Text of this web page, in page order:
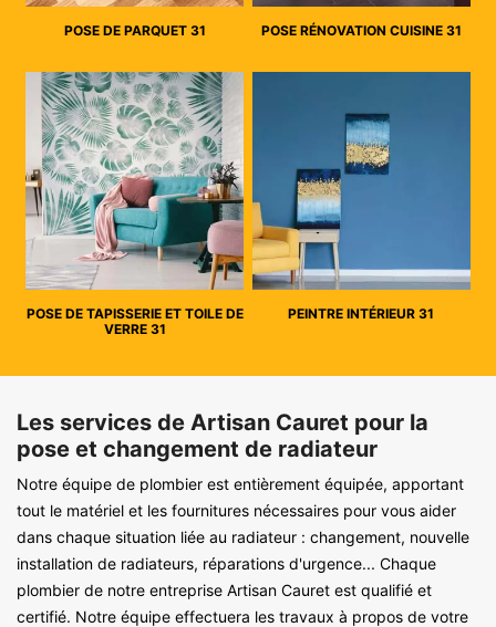
POSE DE PARQUET 31 POSE RÉNOVATION CUISINE 31
POSE DE TAPISSERIE ET TOILE DE
VERRE 31
PEINTRE INTÉRIEUR 31
Les services de Artisan Cauret pour la
pose et changement de radiateur
Notre équipe de plombier est entièrement équipée, apportant
tout le matériel et les fournitures nécessaires pour vous aider
dans chaque situation liée au radiateur : changement, nouvelle
installation de radiateurs, réparations d'urgence... Chaque
plombier de notre entreprise Artisan Cauret est qualifié et
certifié. Notre équipe effectuera les travaux à propos de votre